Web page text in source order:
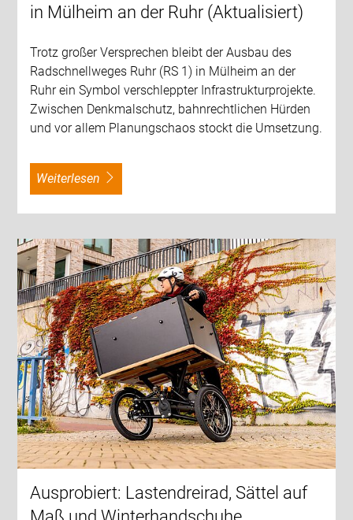
in Mülheim an der Ruhr (Aktualisiert)
Trotz großer Versprechen bleibt der Ausbau des
Radschnellweges Ruhr (RS 1) in Mülheim an der
Ruhr ein Symbol verschleppter Infrastrukturprojekte.
Zwischen Denkmalschutz, bahnrechtlichen Hürden
und vor allem Planungschaos stockt die Umsetzung.
weiterlesen
Ausprobiert: Lastendreirad, Sättel auf